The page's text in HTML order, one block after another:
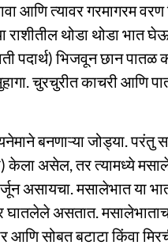
आणि त्यावर गरमागरम
राशीतील थोडा थोडा भात
पदार्थ) भिजवून छान पातळ
चुरचुरीत काचरी आणि
बनणाऱ्या जोड्या.
असेल, तर त्यामध्ये
असायचा. मसालेभात या
घातलेले असतात.
आणि सोबत बटाटा किंवा